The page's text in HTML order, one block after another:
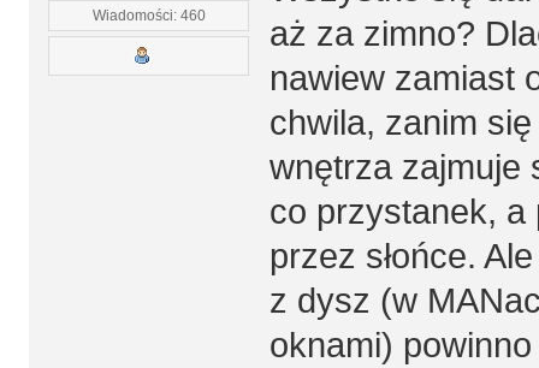
Wiadomości: 460
aż za zimno?
nawiew zamiast
chwila, zanim
wnętrza zajmuje
co przystanek, a
przez słońce.
z dysz (w
oknami)